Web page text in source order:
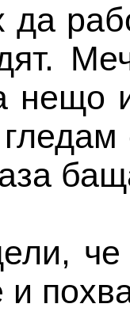
да
нещо
и